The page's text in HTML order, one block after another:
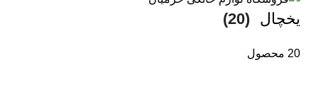
یخچال (20)
20 محصول